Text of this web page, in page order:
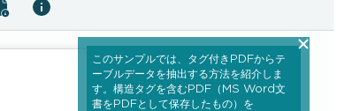
このサンプルでは、タグ付きPDFからテ
ーブルデータを抽出する方法を紹介しま
す。構造タグを含むPDF（MS Word文
書をPDFとして保存したもの）を